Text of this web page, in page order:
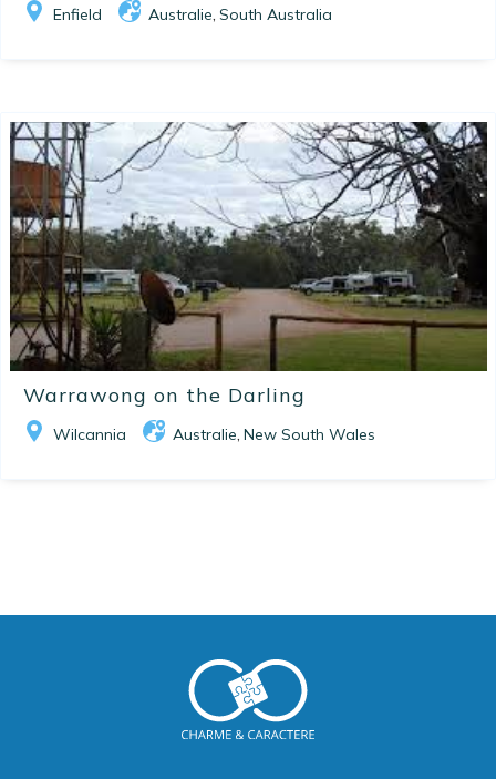
Enfield Australie, South Australia
Warrawong on the Darling
Wilcannia Australie, New South Wales